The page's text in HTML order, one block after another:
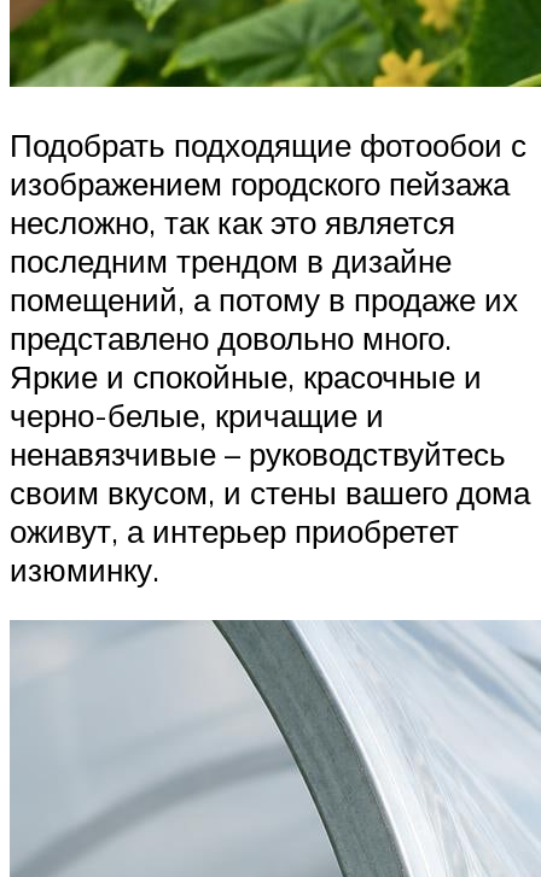
Подобрать подходящие фотообои с
изображением городского пейзажа
несложно, так как это является
последним трендом в дизайне
помещений, а потому в продаже их
представлено довольно много.
Яркие и спокойные, красочные и
черно-белые, кричащие и
ненавязчивые – руководствуйтесь
своим вкусом, и стены вашего дома
оживут, а интерьер приобретет
изюминку.